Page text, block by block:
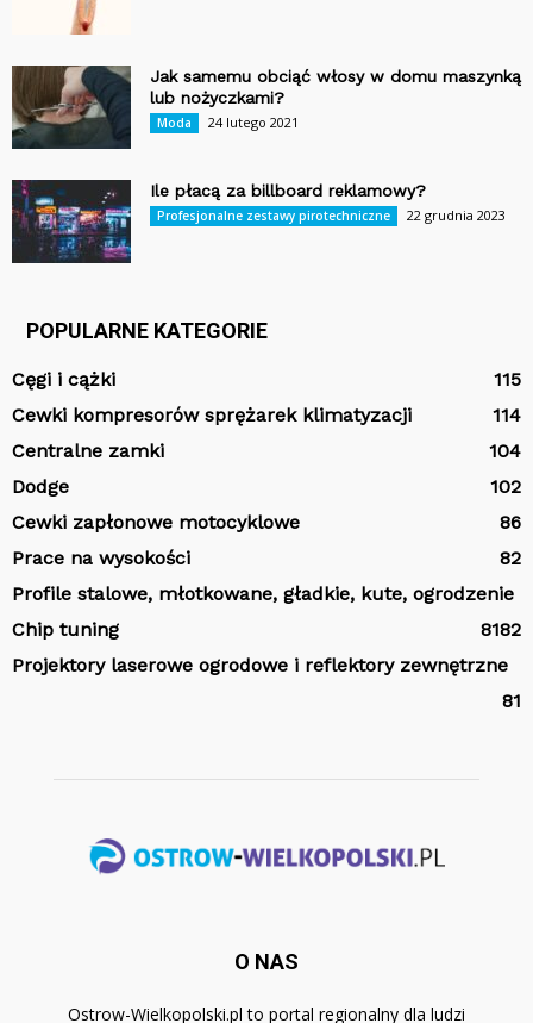
Jak samemu obciąć włosy w domu maszynką
lub nożyczkami?
Moda 24 lutego 2021
Ile płacą za billboard reklamowy?
Profesjonalne zestawy pirotechniczne 22 grudnia 2023
POPULARNE KATEGORIE
Cęgi i cążki
115
Cewki kompresorów sprężarek klimatyzacji
114
Centralne zamki
104
Dodge
102
Cewki zapłonowe motocyklowe
86
Prace na wysokości
82
Profile stalowe, młotkowane, gładkie, kute, ogrodzenie
82
Chip tuning
81
Projektory laserowe ogrodowe i reflektory zewnętrzne
81
O NAS
Ostrow-Wielkopolski.pl to portal regionalny dla ludzi